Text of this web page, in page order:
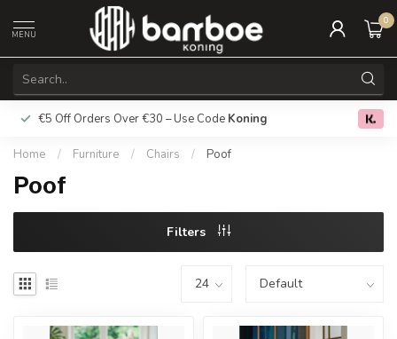
MENU
0
€5 Off Orders Over €30 – Use Code Koning Free
Home / Furniture / Chairs / Poof
Poof
Filters